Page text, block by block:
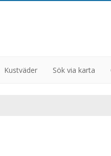
Kustväder Sök via karta